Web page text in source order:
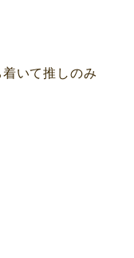
いて推しのみ